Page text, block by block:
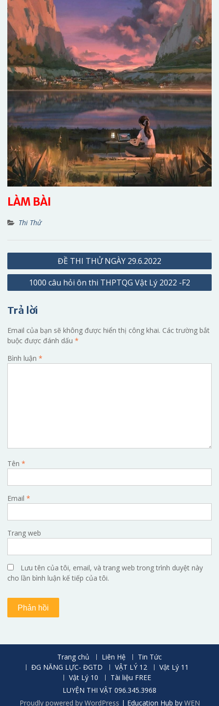
LÀM BÀI
Thi Thử
Điều
hướng
ĐỀ THI THỬ NGÀY 29.6.2022
1000 câu hỏi ôn thi THPTQG Vật Lý 2022 -F2
Trả lời
Email của bạn sẽ không được hiển thị công khai. Các trường bắt
buộc được đánh dấu *
Bình luận *
Tên *
Email *
Trang web
Lưu tên của tôi, email, và trang web trong trình duyệt này
cho lần bình luận kế tiếp của tôi.
Trang chủ Liên Hệ
Tin Tức
ĐG NĂNG LỰC- ĐGTD
VẬT LÝ 12
Vật Lý 11
Vật Lý 10
Tài liệu FREE
LUYỆN THI VẬT 096.345.3968
Proudly powered by WordPress | Education Hub by WEN